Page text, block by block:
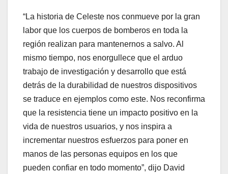
“La historia de Celeste nos conmueve por la gran
labor que los cuerpos de bomberos en toda la
región realizan para mantenernos a salvo. Al
mismo tiempo, nos enorgullece que el arduo
trabajo de investigación y desarrollo que está
detrás de la durabilidad de nuestros dispositivos
se traduce en ejemplos como este. Nos reconfirma
que la resistencia tiene un impacto positivo en la
vida de nuestros usuarios, y nos inspira a
incrementar nuestros esfuerzos para poner en
manos de las personas equipos en los que
pueden confiar en todo momento”, dijo David